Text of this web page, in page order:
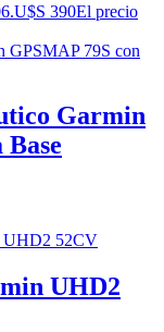
U$S 390El precio
Garmin
UHD2